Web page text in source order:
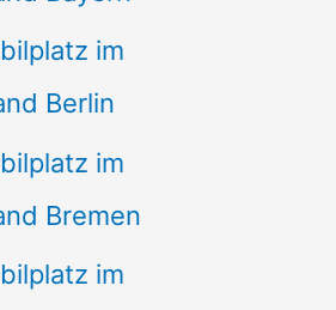
im
Berlin
im
Bremen
im